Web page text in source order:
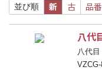
並び順 新 古 品番
八代
八代